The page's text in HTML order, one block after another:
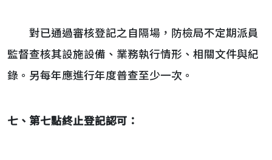
對已通過審核登記之自隔場，防檢局不定期派員
監督查核其設施設備、業務執行情形、相關文件與紀
錄。另每年應進行年度普查至少一次。
七、第七點終止登記認可：